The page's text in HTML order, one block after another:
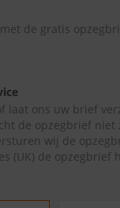
de gratis
laat ons uw brief
de opzegbrief
wij de
(UK) de opzegbrief